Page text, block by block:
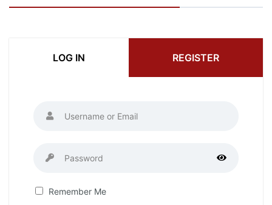
LOG IN REGISTER
Remember Me